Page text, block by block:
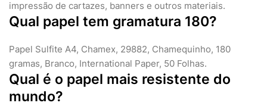
impressão de cartazes, banners e outros materiais.
Qual papel tem gramatura 180?
Papel Sulfite A4, Chamex, 29882, Chamequinho, 180
gramas, Branco, International Paper, 50 Folhas.
Qual é o papel mais resistente do
mundo?